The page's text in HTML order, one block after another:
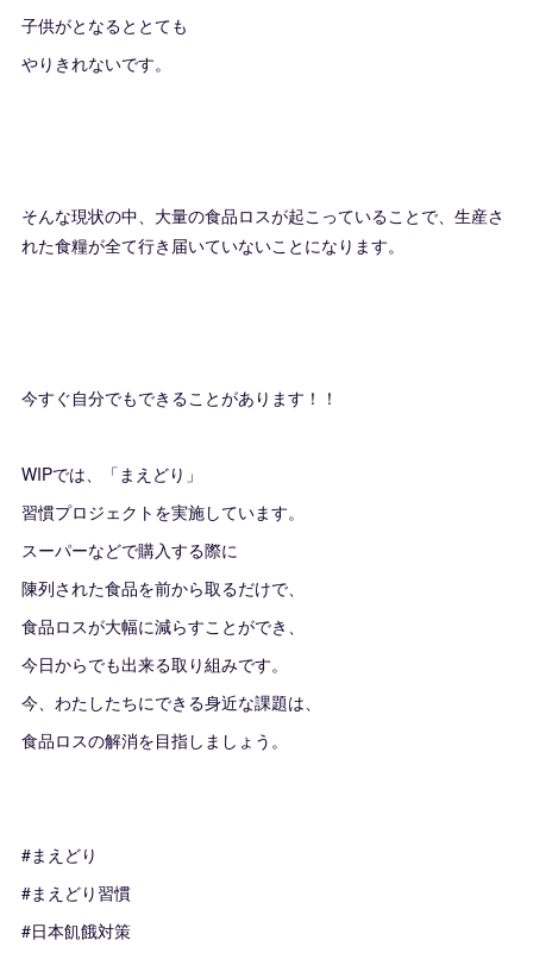
子供がとなるととても
やりきれないです。
そんな現状の中、大量の食品ロスが起こっていることで、生産さ
れた食糧が全て行き届いていないことになります。
今すぐ自分でもできることがあります！！
WIPでは、「まえどり」
習慣プロジェクトを実施しています。
スーパーなどで購入する際に
陳列された食品を前から取るだけで、
食品ロスが大幅に減らすことができ、
今日からでも出来る取り組みです。
今、わたしたちにできる身近な課題は、
食品ロスの解消を目指しましょう。
#まえどり
#まえどり習慣
#日本飢餓対策